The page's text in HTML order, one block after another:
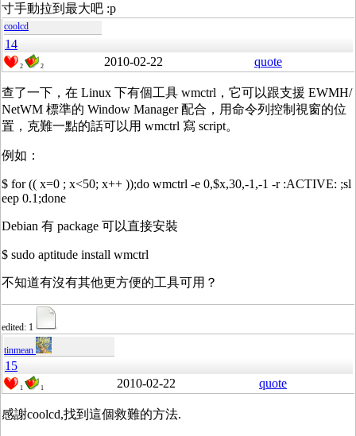
寸手動拉到最大吧 :p
coolcd
14
2 2 2010-02-22 quote
查了一下，在 Linux 下有個工具 wmctrl，它可以跟支援 EWMH/
NetWM 標準的 Window Manager 配合，用命令列控制視窗的位
置，克難一點的話可以用 wmctrl 寫 script。
例如：
$ for (( x=0 ; x<50; x++ ));do wmctrl -e 0,$x,30,-1,-1 -r :ACTIVE: ;sl
eep 0.1;done
Debian 有 package 可以直接安裝
$ sudo aptitude install wmctrl
不知道有沒有其他更方便的工具可用？
edited: 1
tinmean
15
1 1 2010-02-22 quote
感謝coolcd,找到這個救難的方法.